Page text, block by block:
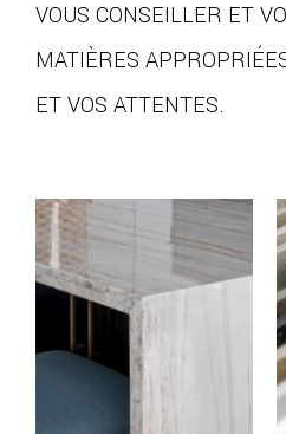
VOUS CONSEILLER ET
MATIÈRES
ET VOS ATTENTES.